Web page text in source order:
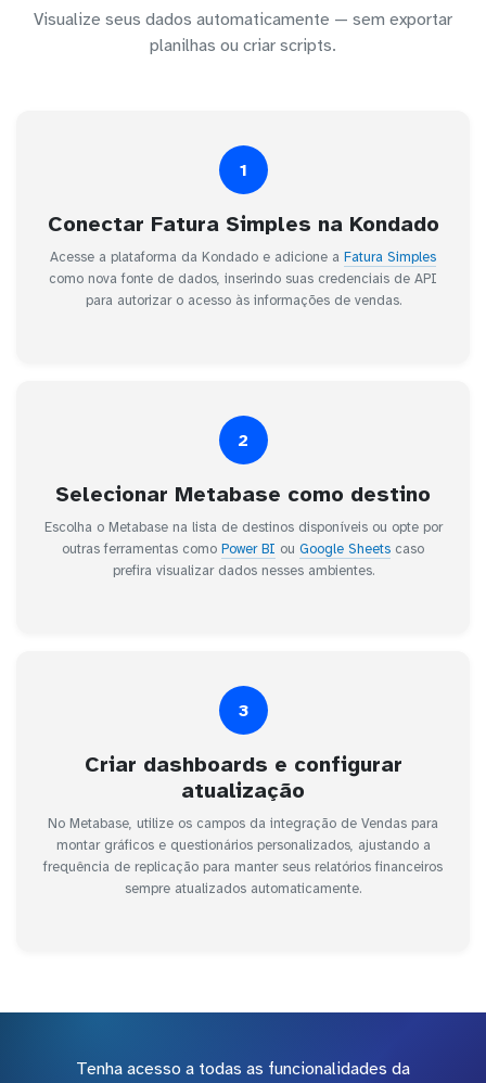
Visualize seus dados automaticamente — sem exportar
planilhas ou criar scripts.
1
Conectar Fatura Simples na Kondado
Acesse a plataforma da Kondado e adicione a Fatura Simples
como nova fonte de dados, inserindo suas credenciais de API
para autorizar o acesso às informações de vendas.
2
Selecionar Metabase como destino
Escolha o Metabase na lista de destinos disponíveis ou opte por
outras ferramentas como Power BI ou Google Sheets caso
prefira visualizar dados nesses ambientes.
3
Criar dashboards e configurar
atualização
No Metabase, utilize os campos da integração de Vendas para
montar gráficos e questionários personalizados, ajustando a
frequência de replicação para manter seus relatórios financeiros
sempre atualizados automaticamente.
Tenha acesso a todas as funcionalidades da